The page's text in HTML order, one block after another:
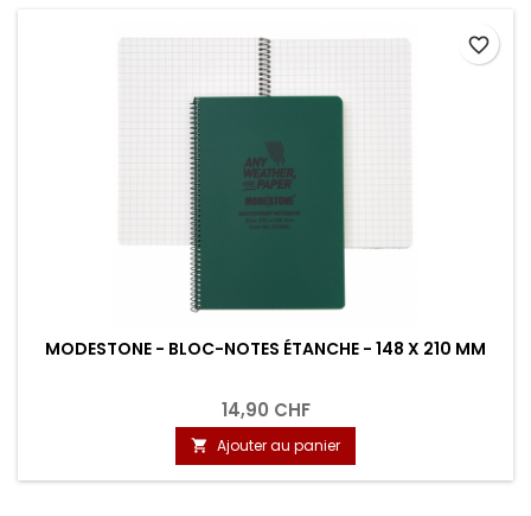
MODESTONE - BLOC-NOTES ÉTANCHE - 148 X 210 MM
14,90 CHF
 Ajouter au panier
favorite_border